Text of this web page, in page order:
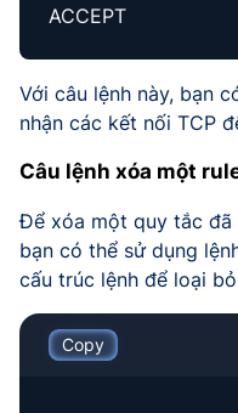
ACCEPT
Với câu lệnh này, bạn
nhận các kết nối TCP
Câu lệnh xóa một
Để xóa một quy tắc
bạn có thể sử dụng
cấu trúc lệnh để loại
Copy